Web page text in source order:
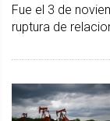
Fue el 3 de
ruptura de